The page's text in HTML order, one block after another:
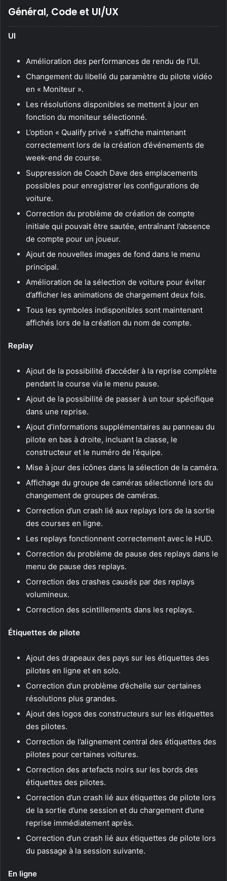
Général, Code et UI/UX
UI
Amélioration des performances de rendu de l’UI.
Changement du libellé du paramètre du pilote vidéo
en « Moniteur ».
Les résolutions disponibles se mettent à jour en
fonction du moniteur sélectionné.
L’option « Qualify privé » s’affiche maintenant
correctement lors de la création d’événements de
week-end de course.
Suppression de Coach Dave des emplacements
possibles pour enregistrer les configurations de
voiture.
Correction du problème de création de compte
initiale qui pouvait être sautée, entraînant l’absence
de compte pour un joueur.
Ajout de nouvelles images de fond dans le menu
principal.
Amélioration de la sélection de voiture pour éviter
d’afficher les animations de chargement deux fois.
Tous les symboles indisponibles sont maintenant
affichés lors de la création du nom de compte.
Replay
Ajout de la possibilité d’accéder à la reprise complète
pendant la course via le menu pause.
Ajout de la possibilité de passer à un tour spécifique
dans une reprise.
Ajout d’informations supplémentaires au panneau du
pilote en bas à droite, incluant la classe, le
constructeur et le numéro de l’équipe.
Mise à jour des icônes dans la sélection de la caméra.
Affichage du groupe de caméras sélectionné lors du
changement de groupes de caméras.
Correction d’un crash lié aux replays lors de la sortie
des courses en ligne.
Les replays fonctionnent correctement avec le HUD.
Correction du problème de pause des replays dans le
menu de pause des replays.
Correction des crashes causés par des replays
volumineux.
Correction des scintillements dans les replays.
Étiquettes de pilote
Ajout des drapeaux des pays sur les étiquettes des
pilotes en ligne et en solo.
Correction d’un problème d’échelle sur certaines
résolutions plus grandes.
Ajout des logos des constructeurs sur les étiquettes
des pilotes.
Correction de l’alignement central des étiquettes des
pilotes pour certaines voitures.
Correction des artefacts noirs sur les bords des
étiquettes des pilotes.
Correction d’un crash lié aux étiquettes de pilote lors
de la sortie d’une session et du chargement d’une
reprise immédiatement après.
Correction d’un crash lié aux étiquettes de pilote lors
du passage à la session suivante.
En ligne